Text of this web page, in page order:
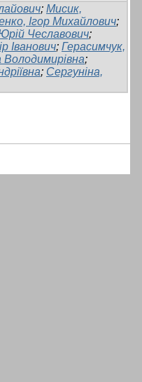
; Мисик,
Ігор Михайлович;
Чеславович;
Іванович; Герасимчук,
;
; Сергуніна,